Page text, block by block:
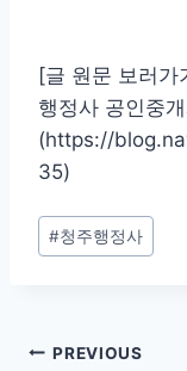
[글 원문 보러가
행정사 공인중
(https://
35)
Post
Tags:
#청주행정사
글PREVIOUS